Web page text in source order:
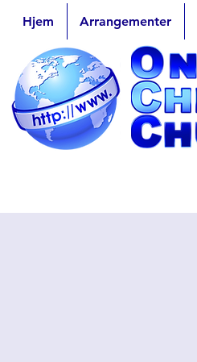
Hjem Arrangementer